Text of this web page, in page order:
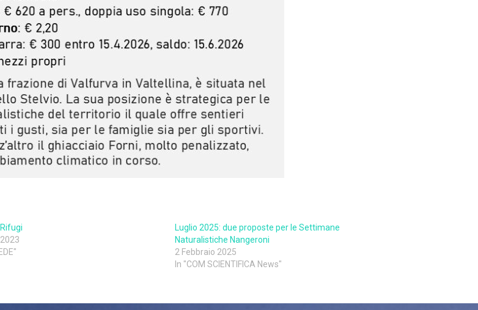
Luglio 2025: due proposte per le Settimane
Naturalistiche Nangeroni
2 Febbraio 2025
In "COM SCIENTIFICA News"